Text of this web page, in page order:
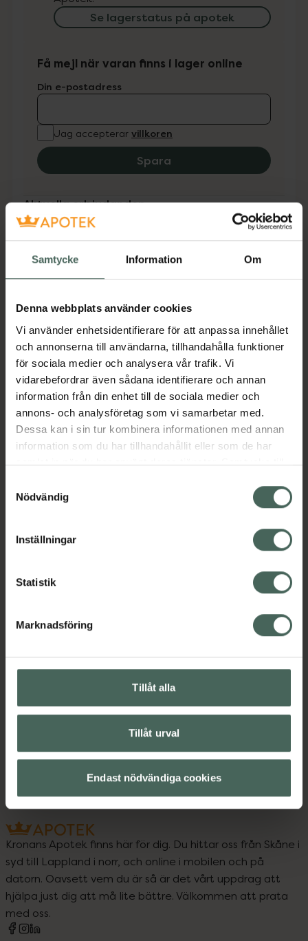
Samtycke Information Om
Denna webbplats använder cookies
Vi använder enhetsidentifierare för att anpassa innehållet
och annonserna till användarna, tillhandahålla funktioner
för sociala medier och analysera vår trafik. Vi
vidarebefordrar även sådana identifierare och annan
information från din enhet till de sociala medier och
annons- och analysföretag som vi samarbetar med.
Dessa kan i sin tur kombinera informationen med annan
information som du har tillhandahållit eller som de har
samlat in när du har använt deras tjänster. Samtycke till
återkalla ditt samtycke via webbplatsens
cookieinställningar. Ett återkallat samtycke påverkar inte
lagligheten av behandling som skett innan återkallelsen.
Nödvändig
Inställningar
Statistik
Marknadsföring
Tillåt alla
Tillåt urval
Endast nödvändiga cookies
Se lagerstatus på apotek
Få mejl när varan finns i lager online
Din e-postadress
Jag accepterar villkoren
Spara
Aktuella erbjudanden
Beskrivning Dölj
Tillverkaren garanterar genom
CE-märkning att produkten är
säker att använda och uppfyller
gällande krav.
Hydrocoll är ett självhäftande, absorberande
hydrokolloidförband med semipermeabel
ovansida som är ogenomtränglig för vätska
och bakterier. Hydrokolloiden bildar en gel när
den kommer i kontakt med exsudat och
skapar en fuktig sårmiljö som stimulerar
Jämförpris
Kompress Sår, bett och stick
Instruktioner Visa
Sår, bett och stick
Kronans Apotek finns här för dig. Du hittar oss från Skåne i
syd till Lappland i norr, och online i mobilen och på
datorn. Oavsett vem du är så är det vårt uppdrag att
hjälpa just dig att må lite bättre. Välkommen att prata
med oss.